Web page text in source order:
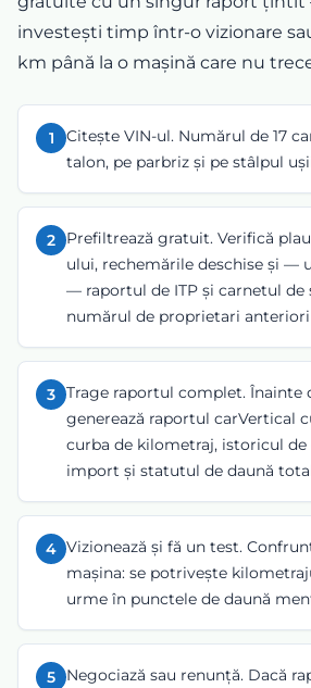
investești timp într-o vizionare
km până la o mașină care nu
1
Citește VIN-ul. Numărul de 17
talon, pe parbriz și pe stâlpul
2
Prefiltrează gratuit. Verifică
ului, rechemările deschise și —
— raportul de ITP și carnetul de
numărul de proprietari
3 Trage raportul complet. Înainte
generează raportul carVertical
curba de kilometraj, istoricul de
import și statutul de daună
4 Vizionează și fă un test.
mașina: se potrivește
urme în punctele de daună
5
Negociază sau renunță. Dacă